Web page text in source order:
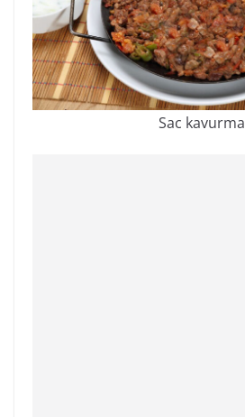
Sac kavurma